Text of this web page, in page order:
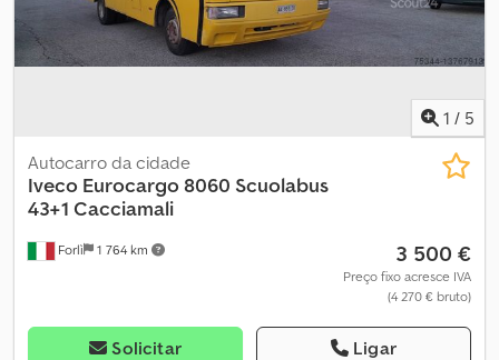
1 / 5
Forlì 1 764 km
Autocarro da cidade
Iveco Eurocargo 8060 Scuolabus
43+1 Cacciamali
3 500 €
Preço fixo acresce IVA
(4 270 € bruto)
Solicitar Ligar